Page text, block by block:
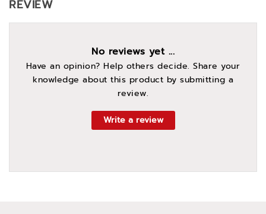
REVIEW
No reviews yet ...
Have an opinion? Help others decide. Share your
knowledge about this product by submitting a
review.
Write a review